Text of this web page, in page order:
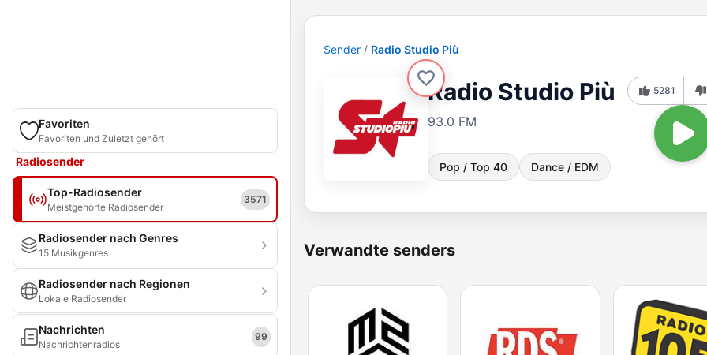
Favoriten
Favoriten und Zuletzt gehört
Radiosender
Top-Radiosender
Meistgehörte Radiosender
3571
Radiosender nach Genres
15 Musikgenres
Radiosender nach Regionen
Lokale Radiosender
Nachrichten
Nachrichtenradios
99
Sender Radio Studio Più
Radio Studio Più
93.0 FM
Pop / Top 40 Dance / EDM
5281
Verwandte senders